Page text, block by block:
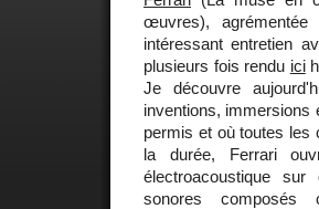
œuvres),
intéressant entretien
plusieurs fois rendu ici
Je découvre
inventions, immersions
permis et où toutes les
la durée, Ferrari
électroacoustique
sonores